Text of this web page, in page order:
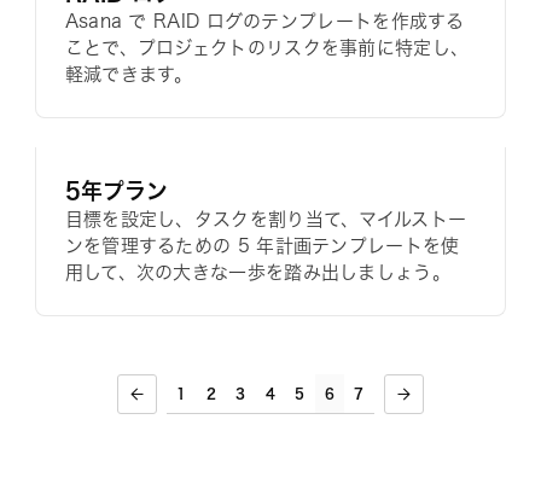
Asana で RAID ログのテンプレートを作成する
ことで、プロジェクトのリスクを事前に特定し、
軽減できます。
5年プラン
目標を設定し、タスクを割り当て、マイルストー
ンを管理するための 5 年計画テンプレートを使
用して、次の大きな一歩を踏み出しましょう。
1 2 3 4 5 6 7